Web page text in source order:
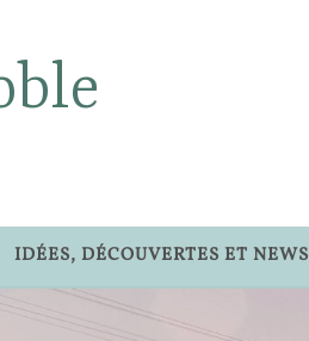
IDÉES, DÉCOUVERTES ET NEWS